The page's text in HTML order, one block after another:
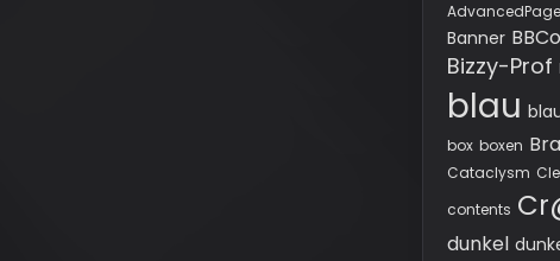
Banner
Bizzy-Prof
blau
box boxen
Cataclysm
contents
dunkel